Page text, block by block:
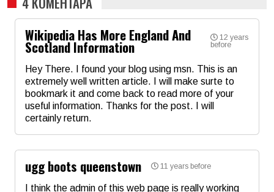
Wikipedia Has More England And
Scotland Information
12 years
before
Hey There. I found your blog using msn. This is an
extremely well written article. I will make surte to
bookmark it and come back to read more of your
useful information. Thanks for the post. I will
certainly return.
Email
ugg boots queenstown 11 years before
I think the admin of this web page is really working